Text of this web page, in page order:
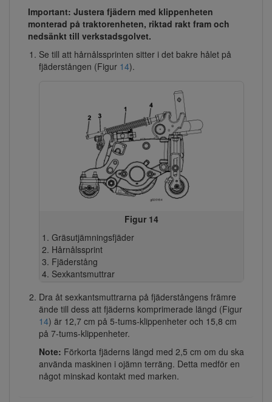
Important: Justera fjädern med klippenheten
monterad på traktorenheten, riktad rakt fram och
nedsänkt till verkstadsgolvet.
Se till att hårnålssprinten sitter i det bakre hålet på
fjäderstången (Figur 14).
Figur 14
Gräsutjämningsfjäder
Hårnålssprint
Fjäderstång
Sexkantsmuttrar
Dra åt sexkantsmuttrarna på fjäderstångens främre
ände till dess att fjäderns komprimerade längd (Figur
14) är 12,7 cm på 5-tums-klippenheter och 15,8 cm
på 7-tums-klippenheter.
Note: Förkorta fjäderns längd med 2,5 cm om du ska
använda maskinen i ojämn terräng. Detta medför en
något minskad kontakt med marken.